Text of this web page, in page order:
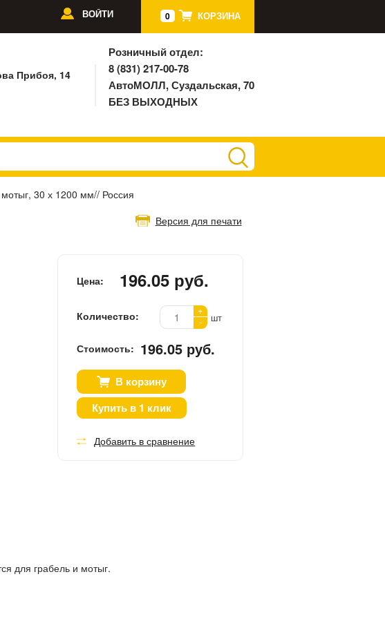
0 КОРЗИНА
ВОЙТИ
Прибоя, 14
Розничный отдел:
8 (831) 217-00-78
АвтоМОЛЛ, Суздальская, 70
БЕЗ ВЫХОДНЫХ
30 х 1200 мм// Россия
Версия для печати
Цена: 196.05 руб.
Количество:
+
-
шт
Стоимость: 196.05 руб.
В корзину
Купить в 1 клик
Добавить в сравнение
для грабель и мотыг.